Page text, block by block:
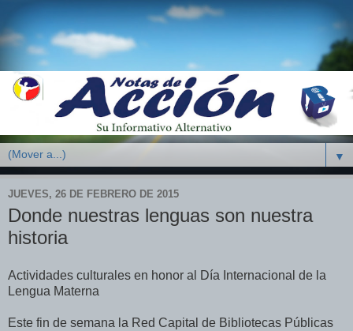
▼
JUEVES, 26 DE FEBRERO DE 2015
Donde nuestras lenguas son nuestra
historia
Actividades culturales en honor al Día Internacional de la
Lengua Materna
Este fin de semana la Red Capital de Bibliotecas Públicas